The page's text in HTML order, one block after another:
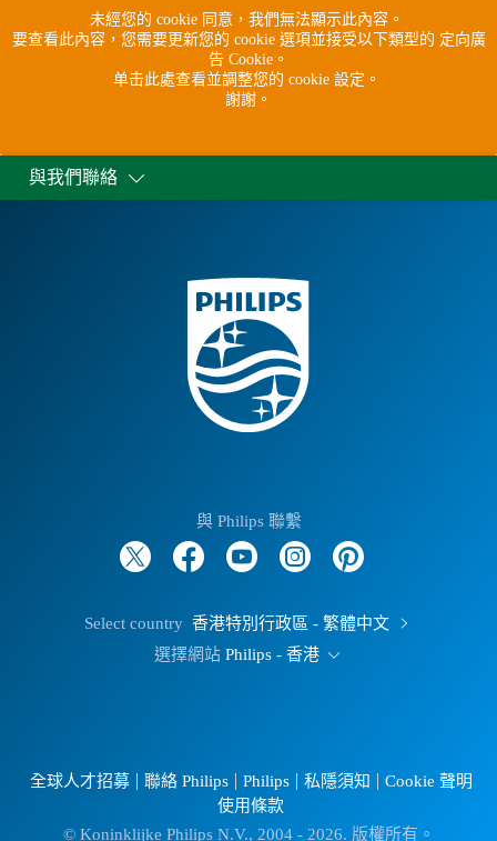
未經您的 cookie 同意，我們無法顯示此內容。
要查看此內容，您需要更新您的 cookie 選項並接受以下類型的 定向廣
告 Cookie。
单击此處查看並調整您的 cookie 設定。
謝謝。
與我們聯絡
與 Philips 聯繫
Select country 香港特別行政區 - 繁體中文
選擇網站 Philips - 香港
全球人才招募 聯絡 Philips Philips 私隱須知
Cookie 聲明
使用條款
© Koninklijke Philips N.V., 2004 - 2026. 版權所有。